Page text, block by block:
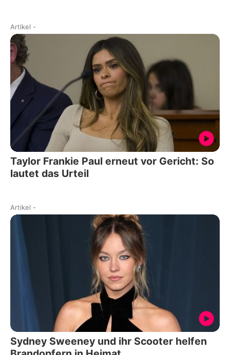
Artikel -
Taylor Frankie Paul erneut vor Gericht: So
lautet das Urteil
Artikel -
Sydney Sweeney und ihr Scooter helfen